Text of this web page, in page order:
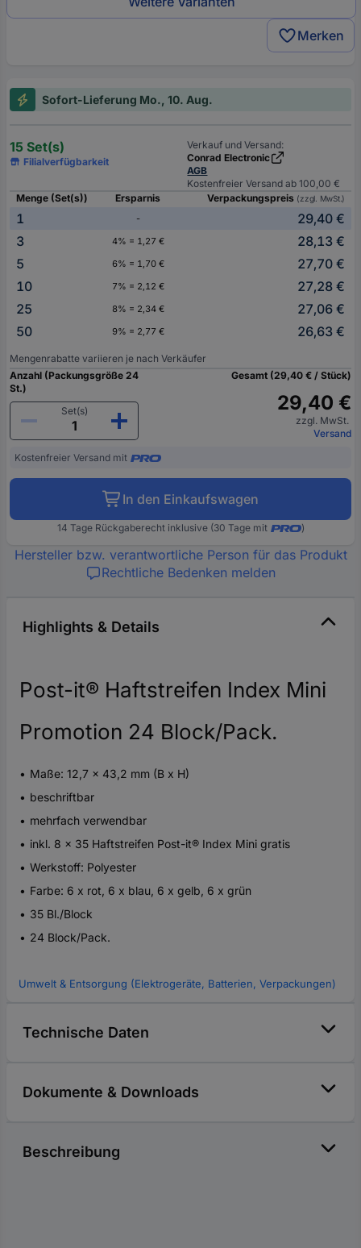
Merken
Sofort-Lieferung Mo., 10. Aug.
15 Set(s)
Filialverfügbarkeit
Verkauf und Versand:
Conrad Electronic
AGB
Kostenfreier Versand ab 100,00 €
Menge (Set(s))
Ersparnis Verpackungspreis (zzgl. MwSt.)
1 -
29,40 €
3
4% = 1,27 €
28,13 €
5
6% = 1,70 €
27,70 €
10
7% = 2,12 €
27,28 €
25
8% = 2,34 €
27,06 €
50
9% = 2,77 € 26,63 €
Mengenrabatte variieren je nach Verkäufer
Anzahl (Packungsgröße 24
St.)
Set(s)
Gesamt (29,40 € / Stück)
29,40 €
zzgl. MwSt.
Versand
Kostenfreier Versand mit
In den Einkaufswagen
14 Tage Rückgaberecht inklusive (30 Tage mit )
Hersteller bzw. verantwortliche Person für das Produkt
Rechtliche Bedenken melden
Highlights & Details
Post-it® Haftstreifen Index Mini
Promotion 24 Block/Pack.
Maße: 12,7 x 43,2 mm (B x H)
beschriftbar
mehrfach verwendbar
inkl. 8 x 35 Haftstreifen Post-it® Index Mini gratis
Werkstoff: Polyester
Farbe: 6 x rot, 6 x blau, 6 x gelb, 6 x grün
35 Bl./Block
24 Block/Pack.
Umwelt & Entsorgung (Elektrogeräte, Batterien, Verpackungen)
Technische Daten
Dokumente & Downloads
Beschreibung